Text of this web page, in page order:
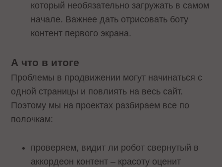
который необязательно загружать в самом
начале. Важнее дать отрисовать боту
контент первого экрана.
А что в итоге
Проблемы в продвижении могут начинаться с
одной страницы и повлиять на весь сайт.
Поэтому мы на проектах разбираем все по
полочкам:
проверяем, видит ли робот свернутый в
аккордеон контент – красоту оценит